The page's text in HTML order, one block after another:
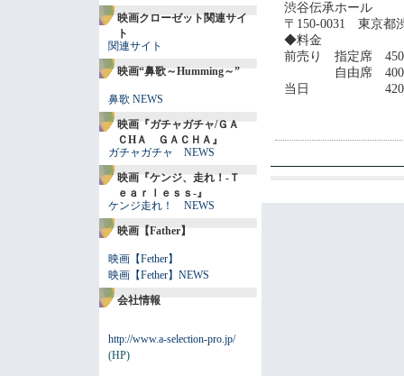
映画クローゼット関連サイ
ト
関連サイト
映画“鼻歌～Humming～”
鼻歌 NEWS
映画『ガチャガチャ/ＧＡ
ＣHＡ ＧＡＣＨＡ』
ガチャガチャ NEWS
映画『ケンジ、走れ！-Ｔ
ｅａｒｌｅｓｓ-』
ケンジ走れ！ NEWS
映画【Father】
映画【Fether】
映画【Fether】NEWS
会社情報
http://www.a-selection-pro.jp/
(HP)
渋谷伝承ホール
〒150-0031 東京都
◆料金
前売り 指定席
自由席
当日 4200円